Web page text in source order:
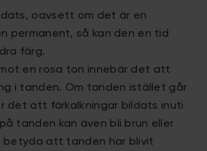
oavsett om det är en
permanent, så kan den en tid
färg.
en rosa ton innebär det att
i tanden. Om tanden istället går
det att förkalkningar bildats inuti
tanden kan även bli brun eller
betyda att tanden har blivit